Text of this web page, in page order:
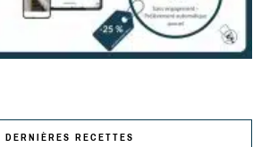
DERNIÈRES RECETTES